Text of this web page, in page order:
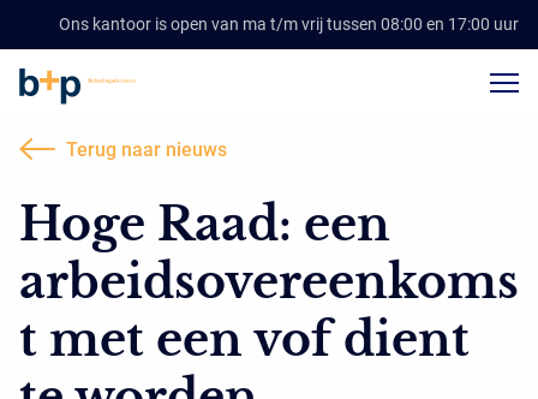
Ons kantoor is open van ma t/m vrij tussen 08:00 en 17:00 uur
Terug naar nieuws
Hoge Raad: een
arbeidsovereenkoms
t met een vof dient